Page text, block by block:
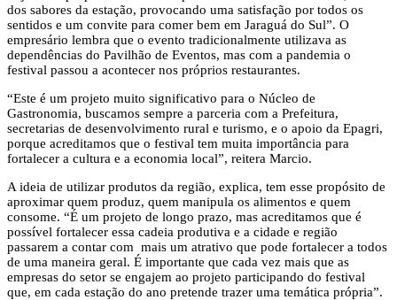
dos sabores da estação, provocando uma satisfação por todos os
sentidos e um convite para comer bem em Jaraguá do Sul”. O
empresário lembra que o evento tradicionalmente utilizava as
dependências do Pavilhão de Eventos, mas com a pandemia o
festival passou a acontecer nos próprios restaurantes.
“Este é um projeto muito significativo para o Núcleo de
Gastronomia, buscamos sempre a parceria com a Prefeitura,
secretarias de desenvolvimento rural e turismo, e o apoio da Epagri,
porque acreditamos que o festival tem muita importância para
fortalecer a cultura e a economia local”, reitera Marcio.
A ideia de utilizar produtos da região, explica, tem esse propósito de
aproximar quem produz, quem manipula os alimentos e quem
consome. “É um projeto de longo prazo, mas acreditamos que é
possível fortalecer essa cadeia produtiva e a cidade e região
passarem a contar com mais um atrativo que pode fortalecer a todos
de uma maneira geral. É importante que cada vez mais que as
empresas do setor se engajem ao projeto participando do festival
que, em cada estação do ano pretende trazer uma temática própria”.